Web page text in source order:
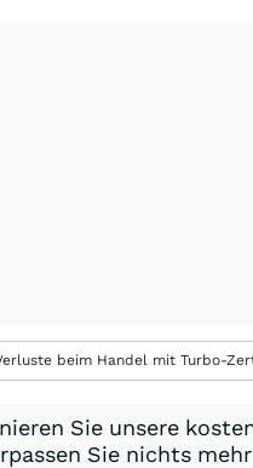
beim Handel mit Turbo-
Sie unsere
Sie nichts